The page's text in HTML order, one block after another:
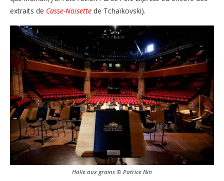
extraits de Casse-Noisette de Tchaïkovski).
Halle aux grains © Patrice Nin